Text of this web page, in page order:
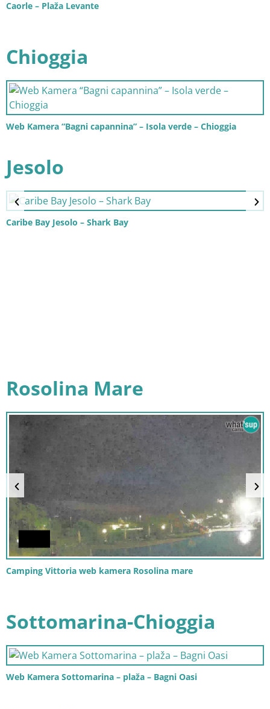
Caorle – Plaža Levante
Chioggia
Web Kamera “Bagni capannina” – Isola verde – Chioggia
Jesolo
Caribe Bay Jesolo – Shark Bay
Rosolina Mare
Camping Vittoria web kamera Rosolina mare
Sottomarina-Chioggia
Web Kamera Sottomarina – plaža – Bagni Oasi